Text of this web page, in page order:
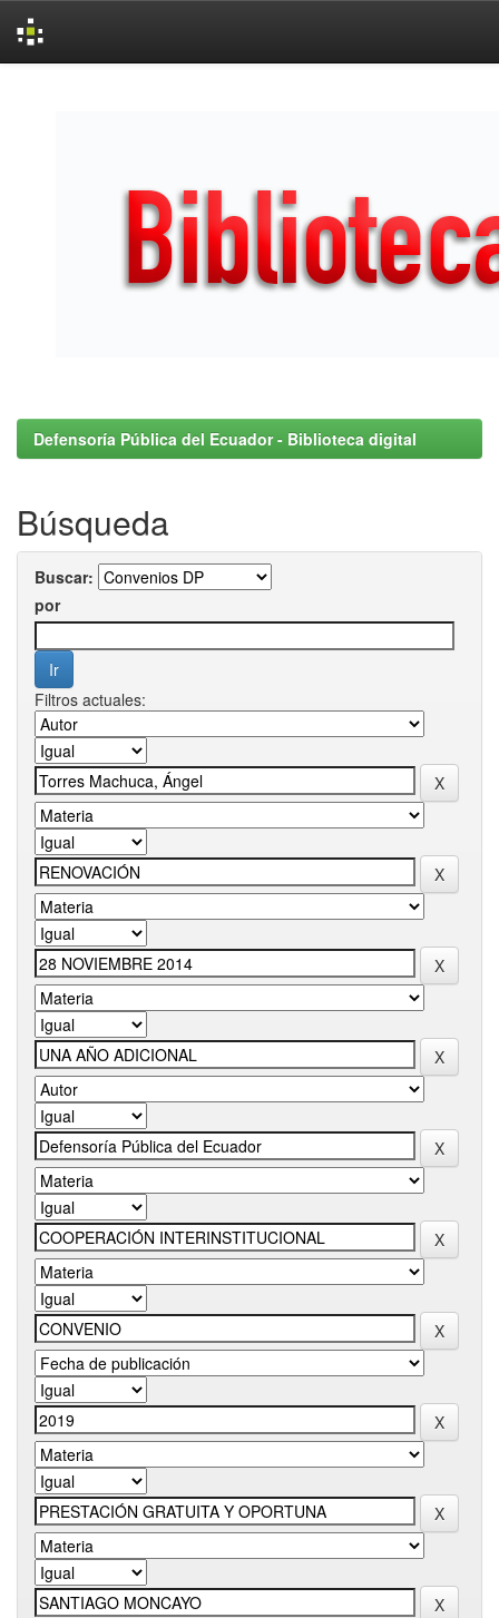
Defensoría Pública del Ecuador - Biblioteca digital
Búsqueda
Buscar:
por
Filtros actuales: